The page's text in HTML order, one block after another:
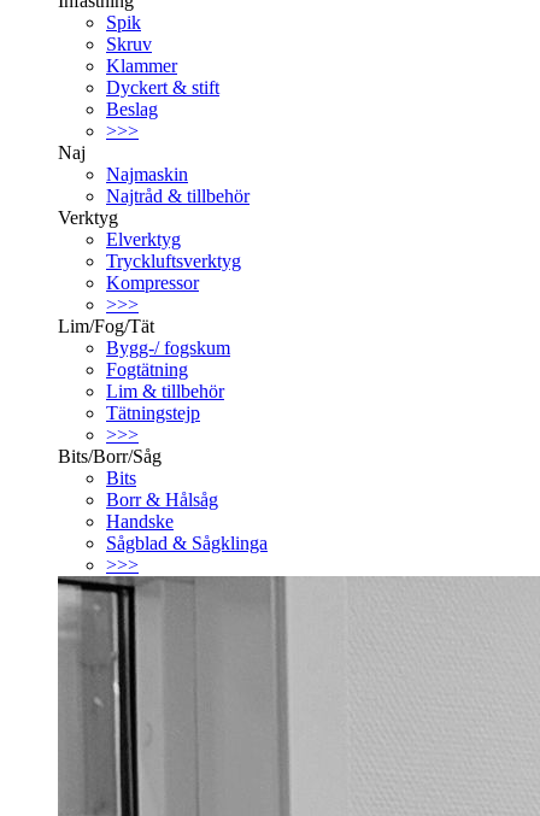
Spik
Skruv
Klammer
Dyckert & stift
Beslag
>>>
Naj
Najmaskin
Najtråd & tillbehör
Verktyg
Elverktyg
Tryckluftsverktyg
Kompressor
>>>
Lim/Fog/Tät
Bygg-/ fogskum
Fogtätning
Lim & tillbehör
Tätningstejp
>>>
Bits/Borr/Såg
Bits
Borr & Hålsåg
Handske
Sågblad & Sågklinga
>>>